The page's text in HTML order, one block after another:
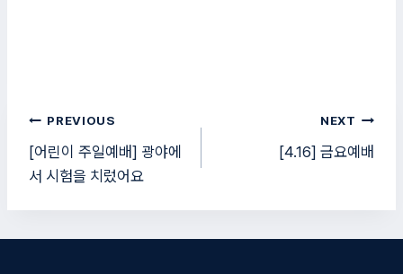
글
탐
색
PREVIOUS
[어린이 주일예배] 광야에
서 시험을 치렀어요
NEXT
[4.16] 금요예배